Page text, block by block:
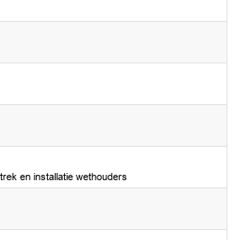
en installatie wethouders